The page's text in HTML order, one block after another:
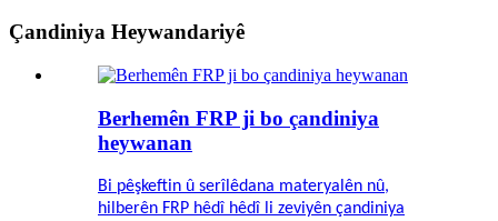
Çandiniya Heywandariyê
Berhemên FRP ji bo çandiniya
heywanan
Bi pêşkeftin û serîlêdana materyalên nû,
hilberên FRP hêdî hêdî li zeviyên çandiniya